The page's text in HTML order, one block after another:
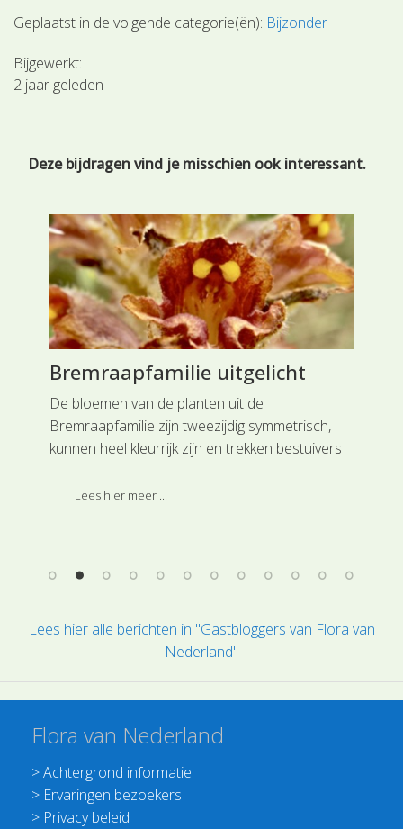
Geplaatst in de volgende categorie(ën): Bijzonder
Bijgewerkt:
2 jaar geleden
Deze bijdragen vind je misschien ook interessant.
Bremraapfamilie uitgelicht
De bloemen van de planten uit de
Bremraapfamilie zijn tweezijdig symmetrisch,
kunnen heel kleurrijk zijn en trekken bestuivers
Lees hier meer ...
Lees hier alle berichten in "Gastbloggers van Flora van
Nederland"
Flora van Nederland
>Achtergrond informatie
> Ervaringen bezoekers
> Privacy beleid